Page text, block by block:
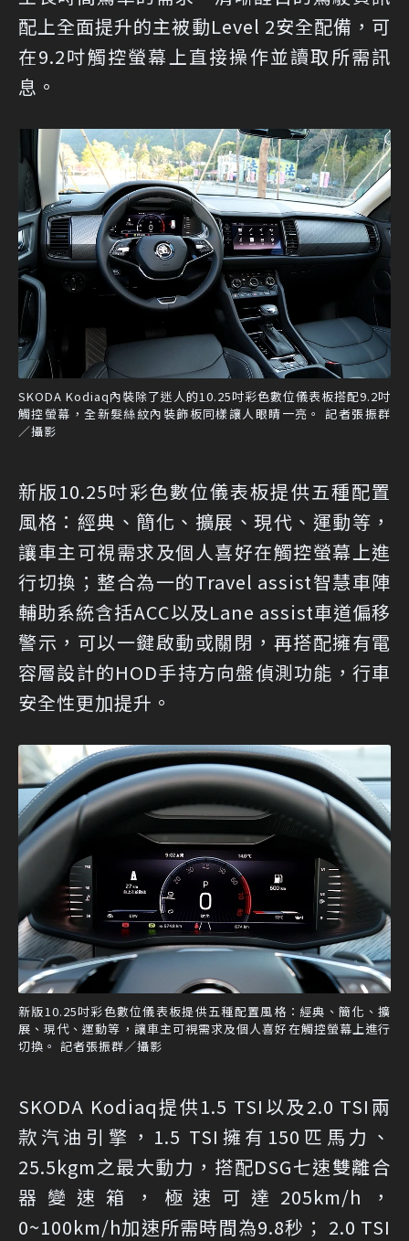
配上全面提升的主被動Level 2安全配備，可
在9.2吋觸控螢幕上直接操作並讀取所需訊
息。
SKODA Kodiaq內裝除了迷人的10.25吋彩色數位儀表板搭配9.2吋
觸控螢幕，全新髮絲紋內裝飾板同樣讓人眼睛一亮。 記者張振群
／攝影
新版10.25吋彩色數位儀表板提供五種配置
風格：經典、簡化、擴展、現代、運動等，
讓車主可視需求及個人喜好在觸控螢幕上進
行切換；整合為一的Travel assist智慧車陣
輔助系統含括ACC以及Lane assist車道偏移
警示，可以一鍵啟動或關閉，再搭配擁有電
容層設計的HOD手持方向盤偵測功能，行車
安全性更加提升。
新版10.25吋彩色數位儀表板提供五種配置風格：經典、簡化、擴
展、現代、運動等，讓車主可視需求及個人喜好在觸控螢幕上進行
切換。 記者張振群／攝影
SKODA Kodiaq提供1.5 TSI以及2.0 TSI兩
款汽油引擎，1.5 TSI擁有150匹馬力、
25.5kgm之最大動力，搭配DSG七速雙離合
器變速箱，極速可達205km/h，
0~100km/h加速所需時間為9.8秒； 2.0 TSI